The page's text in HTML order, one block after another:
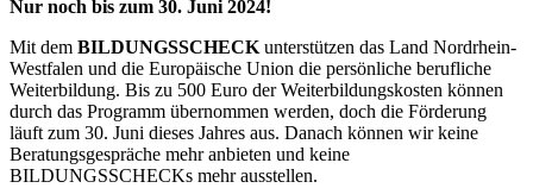
Nur noch bis zum 30. Juni 2024!
Mit dem BILDUNGSSCHECKunterstützen das Land Nordrhein-
Westfalen und die Europäische Union die persönliche berufliche
Weiterbildung. Bis zu 500 Euro der Weiterbildungskosten können
durch das Programm übernommen werden, doch die Förderung
läuft zum 30. Juni dieses Jahres aus. Danach können wir keine
Beratungsgespräche mehr anbieten und keine
BILDUNGSSCHECKs mehr ausstellen.